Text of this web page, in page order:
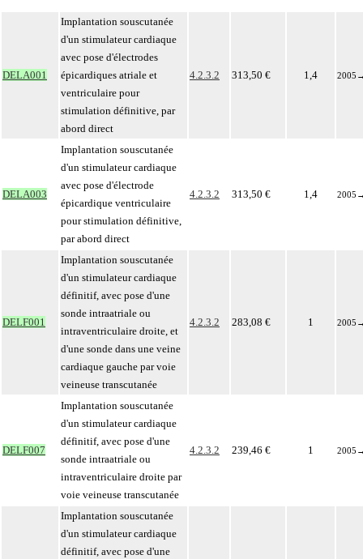
DELA001
Implantation souscutanée
d'un stimulateur cardiaque
avec pose d'électrodes
épicardiques atriale et
ventriculaire pour
stimulation définitive, par
abord direct
4.2.3.2 313,50 € 1,4 2005
DELA003
Implantation souscutanée
d'un stimulateur cardiaque
avec pose d'électrode
épicardique ventriculaire
pour stimulation définitive,
par abord direct
4.2.3.2 313,50 € 1,4 2005
DELF001
Implantation souscutanée
d'un stimulateur cardiaque
définitif, avec pose d'une
sonde intraatriale ou
intraventriculaire droite, et
d'une sonde dans une veine
cardiaque gauche par voie
veineuse transcutanée
4.2.3.2 283,08 € 1 2005
DELF007
Implantation souscutanée
d'un stimulateur cardiaque
définitif, avec pose d'une
sonde intraatriale ou
intraventriculaire droite par
voie veineuse transcutanée
4.2.3.2 239,46 € 1 2005
Implantation souscutanée
d'un stimulateur cardiaque
définitif, avec pose d'une